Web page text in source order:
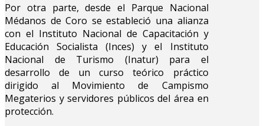
Por otra parte, desde el Parque Nacional
Médanos de Coro se estableció una alianza
con el Instituto Nacional de Capacitación y
Educación Socialista (Inces) y el Instituto
Nacional de Turismo (Inatur) para el
desarrollo de un curso teórico práctico
dirigido al Movimiento de Campismo
Megaterios y servidores públicos del área en
protección.